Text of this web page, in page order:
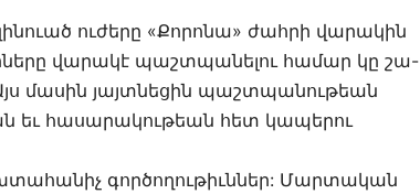
ուժերը «Քորոնա» ժահրի վարակին
վարակէ պաշտպանելու համար կը շա-
մասին յայտնեցին պաշտպանութեան
եւ հասարակութեան հետ կապերու
գործողութիւններ: Մարտական